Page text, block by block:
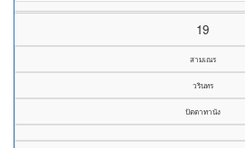
19
สามเณร
วรินทร
ปัตตาทานัง